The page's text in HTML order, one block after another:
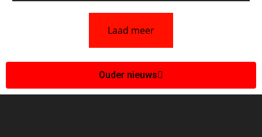
Laad meer
Ouder nieuws